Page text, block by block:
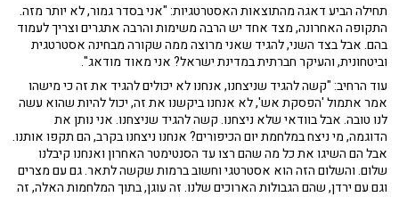
תחילה הביע דאגה מהתוצאות האסטרטגיות: "אני בסדר גמור, לא יותר מזה.
התקופה האחרונה, מצד אחד יש הרבה משימות והרבה אתגרים וצריך לעמוד
בהם. אבל בצד השני, להגיד שאני מרוצה ממה שקורה מבחינה אסטרטגית
וביטחונית, והעיקר חברתית במדינת ישראל? אני מאוד מודאג".
עוד הרחיב: "קשה להגיד שניצחנו, אנחנו לא יכולים להגיד את זה כי מישהו
אמר אתמול 'הפסקת אש', לא אנחנו ביקשנו את זה, יכול להיות שהוא עשה
לנו טובה. אבל בוודאי שלא ניצחנו. קשה להגיד שניצחנו. אני נותן את
הדוגמה, מי ניצח במלחמת יום הכיפורים? אנחנו ניצחנו בקרב, הם תקפו אותנו.
אבל הם השיגו את כל מה שהם רצו עד הסנטימטר האחרון ואנחנו קיבלנו
שלום. והשלום הזה הוא אסטרטגי וחשוב ברמות שקשה לתאר. גם עם מצרים
וגם עם ירדן, שהם הגבולות הארוכים שלנו. זה עוגן, בתוך המלחמות האלה, זה